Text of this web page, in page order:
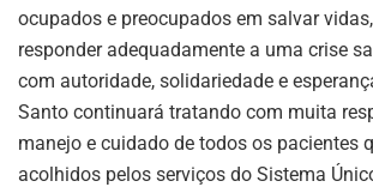
ocupados e preocupados em salvar
responder adequadamente a uma crise
com autoridade, solidariedade e
Santo continuará tratando com muita
manejo e cuidado de todos os pacientes
acolhidos pelos serviços do Sistema